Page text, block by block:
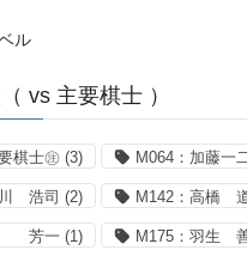
ル
vs 主要棋士 ）
棋士㊟ (3) M064：加藤一
浩司 (2) M142：高橋
芳一 (1) M175：羽生